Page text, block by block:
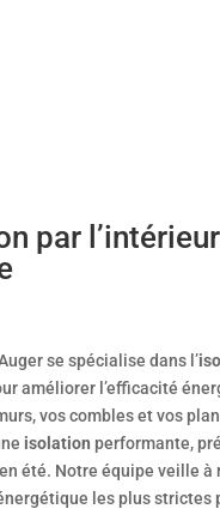
par
se spécialise dans l’
améliorer l’efficacité
vos combles et vos
isolation performante,
été. Notre équipe veille
les plus